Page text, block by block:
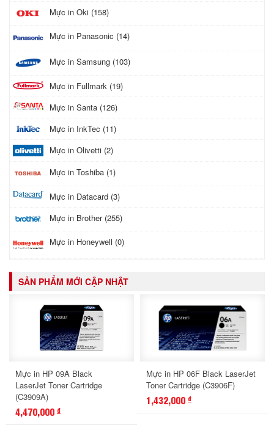
Mực in Oki (158)
Mực in Panasonic (14)
Mực in Samsung (103)
Mực in Fullmark (19)
Mực in Santa (126)
Mực in InkTec (11)
Mực in Olivetti (2)
Mực in Toshiba (1)
Mực in Datacard (3)
Mực in Brother (255)
Mực in Honeywell (0)
SẢN PHẨM MỚI CẬP NHẬT
Mực in HP 09A Black
LaserJet Toner Cartridge
(C3909A)
4,470,000 đ
Mực in HP 06F Black LaserJet
Toner Cartridge (C3906F)
1,432,000 đ